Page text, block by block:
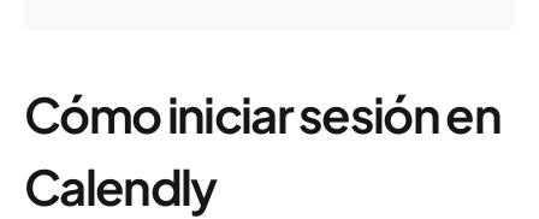
Cómo iniciar sesión en
Calendly